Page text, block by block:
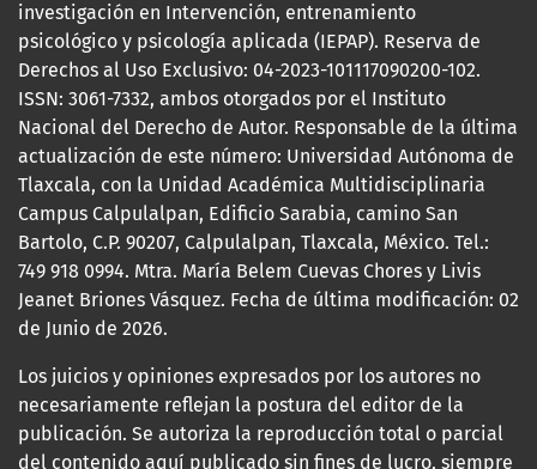
investigación en Intervención, entrenamiento
psicológico y psicología aplicada (IEPAP). Reserva de
Derechos al Uso Exclusivo: 04-2023-101117090200-102.
ISSN: 3061-7332, ambos otorgados por el Instituto
Nacional del Derecho de Autor. Responsable de la última
actualización de este número: Universidad Autónoma de
Tlaxcala, con la Unidad Académica Multidisciplinaria
Campus Calpulalpan, Edificio Sarabia, camino San
Bartolo, C.P. 90207, Calpulalpan, Tlaxcala, México. Tel.:
749 918 0994. Mtra. María Belem Cuevas Chores y Livis
Jeanet Briones Vásquez. Fecha de última modificación: 02
de Junio de 2026.
Los juicios y opiniones expresados por los autores no
necesariamente reflejan la postura del editor de la
publicación. Se autoriza la reproducción total o parcial
del contenido aquí publicado sin fines de lucro, siempre